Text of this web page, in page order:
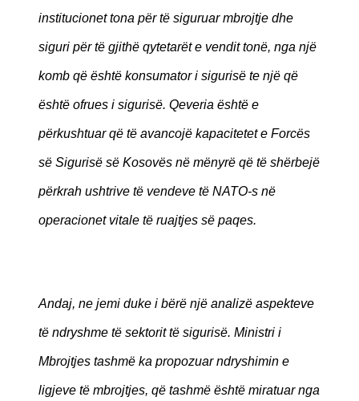
institucionet tona për të siguruar mbrojtje dhe
siguri për të gjithë qytetarët e vendit tonë, nga një
komb që është konsumator i sigurisë te një që
është ofrues i sigurisë. Qeveria është e
përkushtuar që të avancojë kapacitetet e Forcës
së Sigurisë së Kosovës në mënyrë që të shërbejë
përkrah ushtrive të vendeve të NATO-s në
operacionet vitale të ruajtjes së paqes.
Andaj, ne jemi duke i bërë një analizë aspekteve
të ndryshme të sektorit të sigurisë. Ministri i
Mbrojtjes tashmë ka propozuar ndryshimin e
ligjeve të mbrojtjes, që tashmë është miratuar nga